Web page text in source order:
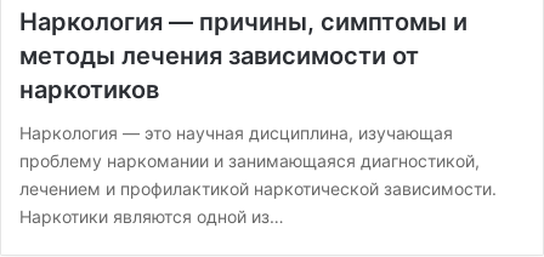
Наркология — причины, симптомы и
методы лечения зависимости от
наркотиков
Наркология — это научная дисциплина, изучающая
проблему наркомании и занимающаяся диагностикой,
лечением и профилактикой наркотической зависимости.
Наркотики являются одной из…